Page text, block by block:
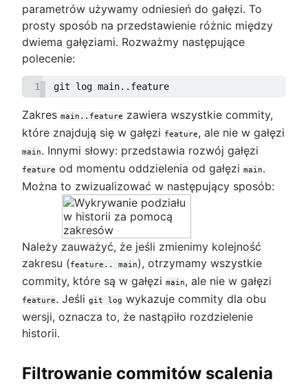
parametrów używamy odniesień do gałęzi. To
prosty sposób na przedstawienie różnic między
dwiema gałęziami. Rozważmy następujące
polecenie:
1 git log main..feature
Zakres main..feature zawiera wszystkie commity,
które znajdują się w gałęzi feature, ale nie w gałęzi
main. Innymi słowy: przedstawia rozwój gałęzi
feature od momentu oddzielenia od gałęzi main.
Można to zwizualizować w następujący sposób:
Należy zauważyć, że jeśli zmienimy kolejność
zakresu (feature.. main), otrzymamy wszystkie
commity, które są w gałęzi main, ale nie w gałęzi
feature. Jeśli git log wykazuje commity dla obu
wersji, oznacza to, że nastąpiło rozdzielenie
historii.
Filtrowanie commitów scalenia